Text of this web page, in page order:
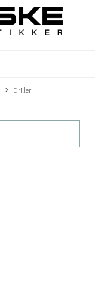
Driller